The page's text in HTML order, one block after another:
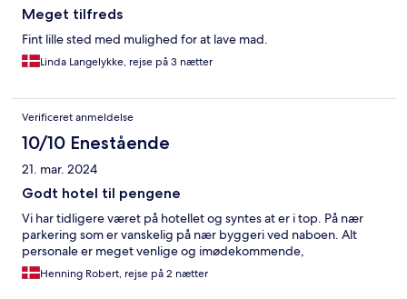
Meget tilfreds
Fint lille sted med mulighed for at lave mad.
Linda Langelykke, rejse på 3 nætter
Verificeret anmeldelse
10/10 Enestående
21. mar. 2024
Godt hotel til pengene
Vi har tidligere været på hotellet og syntes at er i top. På nær
parkering som er vanskelig på nær byggeri ved naboen. Alt
personale er meget venlige og imødekommende,
Henning Robert, rejse på 2 nætter